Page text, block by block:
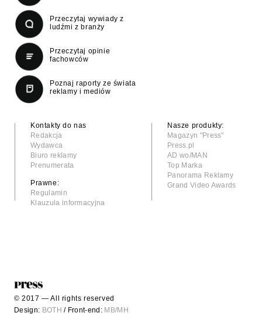
Przeczytaj wywiady z
ludźmi z branży
Przeczytaj opinie
fachowców
Poznaj raporty ze świata
reklamy i mediów
Kontakty do nas
Redakcja
Wydawca
Biuro reklamy
Prenumerata
Prawne:
Regulamin
Klauzula informacyjna
Nasze produkty:
Magazyn "Press"
Press.pl
AD wo/MAN
Top Marka
Panorama Reklamy
Grand Video Awards
Design: BOTH / Front-end: MB/MH
© 2017 — All rights reserved